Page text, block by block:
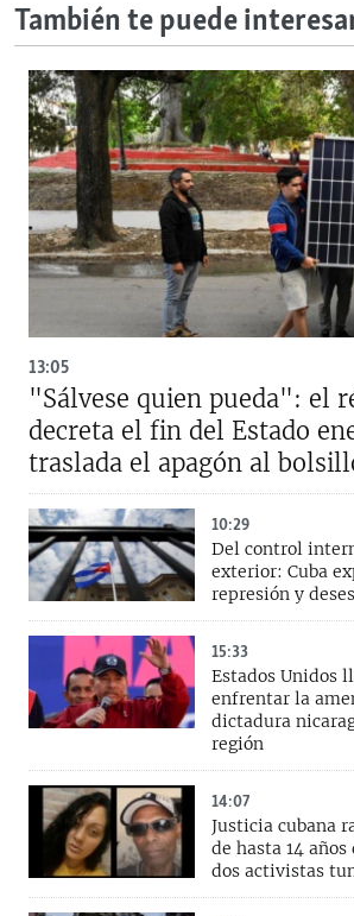
También te puede
13:05
"Sálvese quien pueda": el
decreta el fin del Estado
traslada el apagón al
10:29
Del control
exterior: Cuba
represión y
15:33
Estados Unidos
enfrentar la
dictadura
región
14:07
Justicia cubana
de hasta 14
dos activistas